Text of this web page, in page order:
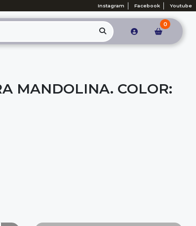
Instagram Facebook Youtube
0
MANDOLINA. COLOR: